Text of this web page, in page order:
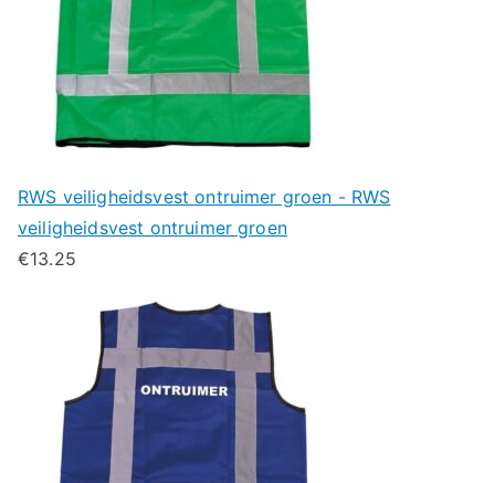
RWS veiligheidsvest ontruimer groen - RWS
veiligheidsvest ontruimer groen
€13.25